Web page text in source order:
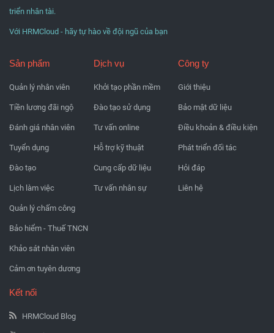
triển nhân tài.
Với HRMCloud - hãy tự hào về đội ngũ của bạn
Sản phẩm
Quản lý nhân viên
Tiền lương đãi ngộ
Đánh giá nhân viên
Tuyển dụng
Đào tạo
Lịch làm việc
Quản lý chấm công
Bảo hiểm - Thuế TNCN
Khảo sát nhân viên
Cảm ơn tuyên dương
Dịch vụ
Khởi tạo phần mềm
Đào tạo sử dụng
Tư vấn online
Hỗ trợ kỹ thuật
Cung cấp dữ liệu
Tư vấn nhân sự
Công ty
Giới thiệu
Bảo mật dữ liệu
Điều khoản & điều kiện
Phát triển đối tác
Hỏi đáp
Liên hệ
Kết nối
HRMCloud Blog